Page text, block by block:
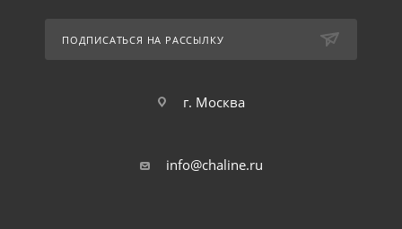
ПОДПИСАТЬСЯ НА РАССЫЛКУ
г. Москва
info@chaline.ru